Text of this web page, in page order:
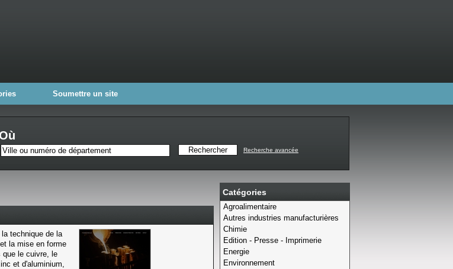
Soumettre un site
Recherche avancée
Catégories
Agroalimentaire
Autres industries manufacturières
Chimie
Edition - Presse - Imprimerie
Energie
Environnement
technique de la
la mise en forme
que le cuivre, le
et d'aluminium,